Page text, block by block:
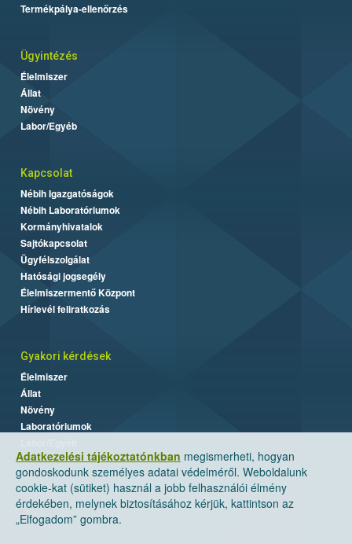
Adatkezelési tájékoztatónkban megismerheti, hogyan
gondoskodunk személyes adatai védelméről. Weboldalunk
cookie-kat (sütiket) használ a jobb felhasználói élmény
érdekében, melynek biztosításához kérjük, kattintson az
„Elfogadom” gombra.
Termékpálya-ellenőrzés
Ügyintézés
Élelmiszer
Állat
Növény
Labor/Egyéb
Kapcsolat
Nébih Igazgatóságok
Nébih Laboratóriumok
Kormányhivatalok
Sajtókapcsolat
Ügyfélszolgálat
Hatósági jogsegély
Élelmiszermentő Központ
Hírlevél feliratkozás
Gyakori kérdések
Élelmiszer
Állat
Növény
Laboratóriumok